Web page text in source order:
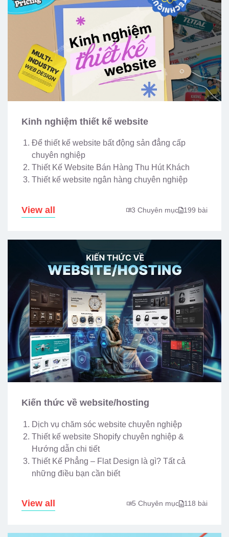
Kinh nghiệm thiết kế website
Để thiết kế website bất động sản đẳng cấp
chuyên nghiệp
Thiết Kế Website Bán Hàng Thu Hút Khách
Thiết kế website ngân hàng chuyên nghiệp
View all 3 Chuyên mục 199 bài
Kiến thức về website/hosting
Dịch vụ chăm sóc website chuyên nghiệp
Thiết kế website Shopify chuyên nghiệp &
Hướng dẫn chi tiết
Thiết Kế Phẳng – Flat Design là gì? Tất cả
những điều bạn cần biết
View all 5 Chuyên mục 118 bài